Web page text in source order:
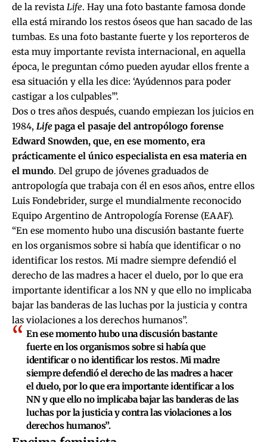
de la revista Life. Hay una foto bastante famosa donde
ella está mirando los restos óseos que han sacado de las
tumbas. Es una foto bastante fuerte y los reporteros de
esta muy importante revista internacional, en aquella
época, le preguntan cómo pueden ayudar ellos frente a
esa situación y ella les dice: ‘Ayúdennos para poder
castigar a los culpables’”.
Dos o tres años después, cuando empiezan los juicios en
1984, Lifepaga el pasaje del antropólogo forense
Edward Snowden, que, en ese momento, era
prácticamente el único especialista en esa materia en
el mundo. Del grupo de jóvenes graduados de
antropología que trabaja con él en esos años, entre ellos
Luis Fondebrider, surge el mundialmente reconocido
Equipo Argentino de Antropología Forense (EAAF).
“En ese momento hubo una discusión bastante fuerte
en los organismos sobre si había que identificar o no
identificar los restos. Mi madre siempre defendió el
derecho de las madres a hacer el duelo, por lo que era
importante identificar a los NN y que ello no implicaba
bajar las banderas de las luchas por la justicia y contra
las violaciones a los derechos humanos”.
En ese momento hubo una discusión bastante
fuerte en los organismos sobre si había que
identificar o no identificar los restos. Mi madre
siempre defendió el derecho de las madres a hacer
el duelo, por lo que era importante identificar a los
NN y que ello no implicaba bajar las banderas de las
luchas por la justicia y contra las violaciones a los
derechos humanos”.